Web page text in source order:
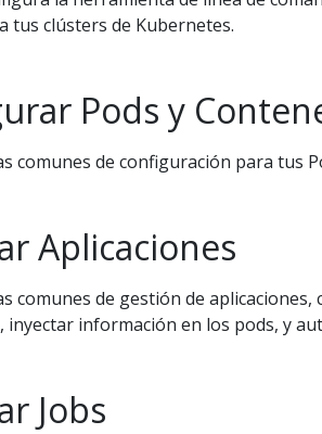
tus clústers de Kubernetes.
Pods y
comunes de configuración para tus
Aplicaciones
comunes de gestión de aplicaciones,
inyectar información en los pods, y
Jobs